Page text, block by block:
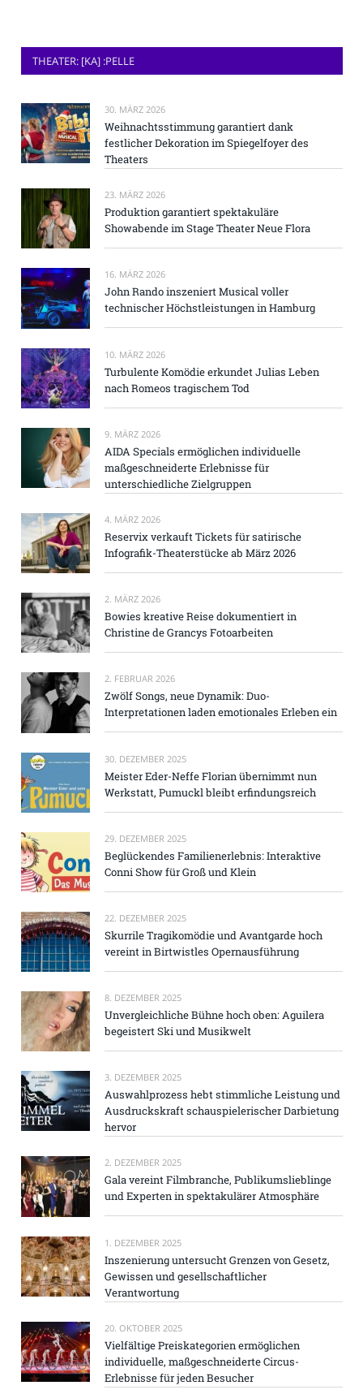
THEATER: [KA] :PELLE
30. MÄRZ 2026
Weihnachtsstimmung garantiert dank
festlicher Dekoration im Spiegelfoyer des
Theaters
23. MÄRZ 2026
Produktion garantiert spektakuläre
Showabende im Stage Theater Neue Flora
16. MÄRZ 2026
John Rando inszeniert Musical voller
technischer Höchstleistungen in Hamburg
10. MÄRZ 2026
Turbulente Komödie erkundet Julias Leben
nach Romeos tragischem Tod
9. MÄRZ 2026
AIDA Specials ermöglichen individuelle
maßgeschneiderte Erlebnisse für
unterschiedliche Zielgruppen
4. MÄRZ 2026
Reservix verkauft Tickets für satirische
Infografik-Theaterstücke ab März 2026
2. MÄRZ 2026
Bowies kreative Reise dokumentiert in
Christine de Grancys Fotoarbeiten
2. FEBRUAR 2026
Zwölf Songs, neue Dynamik: Duo-
Interpretationen laden emotionales Erleben ein
30. DEZEMBER 2025
Meister Eder-Neffe Florian übernimmt nun
Werkstatt, Pumuckl bleibt erfindungsreich
29. DEZEMBER 2025
Beglückendes Familienerlebnis: Interaktive
Conni Show für Groß und Klein
22. DEZEMBER 2025
Skurrile Tragikomödie und Avantgarde hoch
vereint in Birtwistles Opernausführung
8. DEZEMBER 2025
Unvergleichliche Bühne hoch oben: Aguilera
begeistert Ski und Musikwelt
3. DEZEMBER 2025
Auswahlprozess hebt stimmliche Leistung und
Ausdruckskraft schauspielerischer Darbietung
hervor
2. DEZEMBER 2025
Gala vereint Filmbranche, Publikumslieblinge
und Experten in spektakulärer Atmosphäre
1. DEZEMBER 2025
Inszenierung untersucht Grenzen von Gesetz,
Gewissen und gesellschaftlicher
Verantwortung
20. OKTOBER 2025
Vielfältige Preiskategorien ermöglichen
individuelle, maßgeschneiderte Circus-
Erlebnisse für jeden Besucher